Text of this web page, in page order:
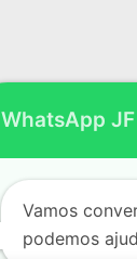
WhatsApp
Vamos
podemos